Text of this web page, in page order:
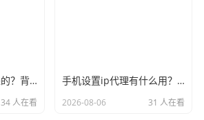
动态ip代理是怎么来的？背后的原理比你想象的精彩
34 人在看
手机设置ip代理有什么用？不只是改定位那么简单
2026-08-06 31 人在看